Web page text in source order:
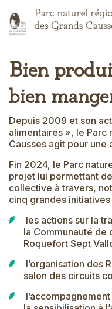
au
contenu
Bien
bien
Depuis 2009 et son
alimentaires », le Parc
Causses agit pour
Fin 2024, le Parc
projet lui permettant
collective à travers,
cinq grandes initiatives
les actions sur la
la Communauté de
Roquefort Sept
l’organisation des
salon des circuits